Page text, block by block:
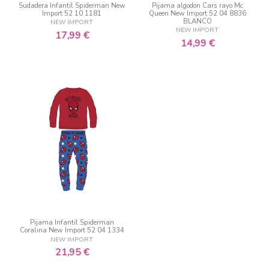
Sudadera Infantil Spiderman New
Import 52 10 1181
NEW IMPORT
17,99 €
Pijama algodon Cars rayo Mc
Queen New Import 52 04 8836
BLANCO
NEW IMPORT
14,99 €
Pijama Infantil Spiderman
Coralina New Import 52 04 1334
NEW IMPORT
21,95 €